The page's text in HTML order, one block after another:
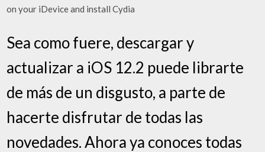
on your iDevice and install Cydia
Sea como fuere, descargar y
actualizar a iOS 12.2 puede librarte
de más de un disgusto, a parte de
hacerte disfrutar de todas las
novedades. Ahora ya conoces todas